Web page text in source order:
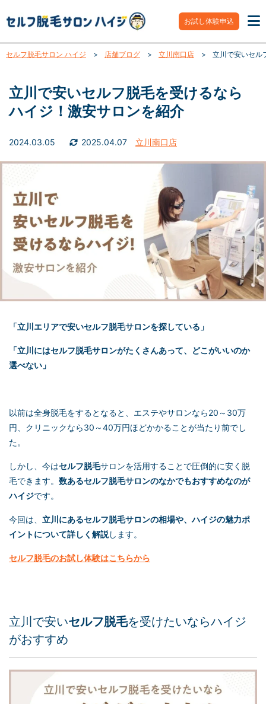
お試し体験申込
セルフ脱毛サロン ハイジ > 店舗ブログ > 立川南口店 > 立川で安いセル
立川で安いセルフ脱毛を受けるなら
ハイジ！激安サロンを紹介
2024.03.05 2025.04.07 立川南口店
「立川エリアで安いセルフ脱毛サロンを探している」
「立川にはセルフ脱毛サロンがたくさんあって、どこがいいのか
選べない」
以前は全身脱毛をするとなると、エステやサロンなら20～30万
円、クリニックなら30～40万円ほどかかることが当たり前でし
た。
しかし、今はセルフ脱毛サロンを活用することで圧倒的に安く脱
毛できます。 数あるセルフ脱毛サロンのなかでもおすすめなのが
ハイジです。
今回は、 立川にあるセルフ脱毛サロンの相場や、ハイジの魅力ポ
イントについて詳しく解説します。
セルフ脱毛のお試し体験はこちらから
立川で安いセルフ脱毛を受けたいならハイジ
がおすすめ